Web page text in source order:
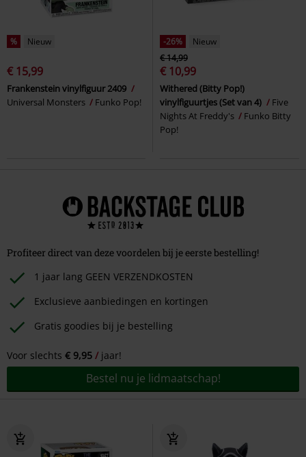
% Nieuw
€ 15,99
Frankenstein vinylfiguur 2409
Universal Monsters
Funko Pop!
-26%
Nieuw
€ 14,99
€ 10,99
Withered (Bitty Pop!)
vinylfiguurtjes (Set van 4)
Five
Nights At Freddy's
Funko Bitty
Pop!
Profiteer direct van deze voordelen bij je eerste bestelling!
1 jaar lang GEEN VERZENDKOSTEN
Exclusieve aanbiedingen en kortingen
Gratis goodies bij je bestelling
Voor slechts € 9,95 jaar!
Bestel nu je lidmaatschap!